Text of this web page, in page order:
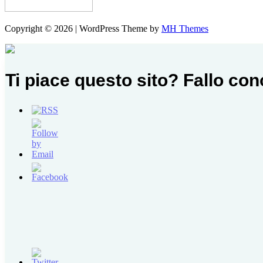
Copyright © 2026 | WordPress Theme by MH Themes
Ti piace questo sito? Fallo